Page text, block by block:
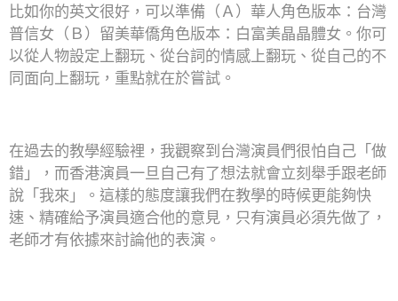
比如你的英文很好，可以準備（Ａ）華人角色版本：台灣
普信女（Ｂ）留美華僑角色版本：白富美晶晶體女。你可
以從人物設定上翻玩、從台詞的情感上翻玩、從自己的不
同面向上翻玩，重點就在於嘗試。
在過去的教學經驗裡，我觀察到台灣演員們很怕自己「做
錯」，而香港演員一旦自己有了想法就會立刻舉手跟老師
說「我來」。這樣的態度讓我們在教學的時候更能夠快
速、精確給予演員適合他的意見，只有演員必須先做了，
老師才有依據來討論他的表演。